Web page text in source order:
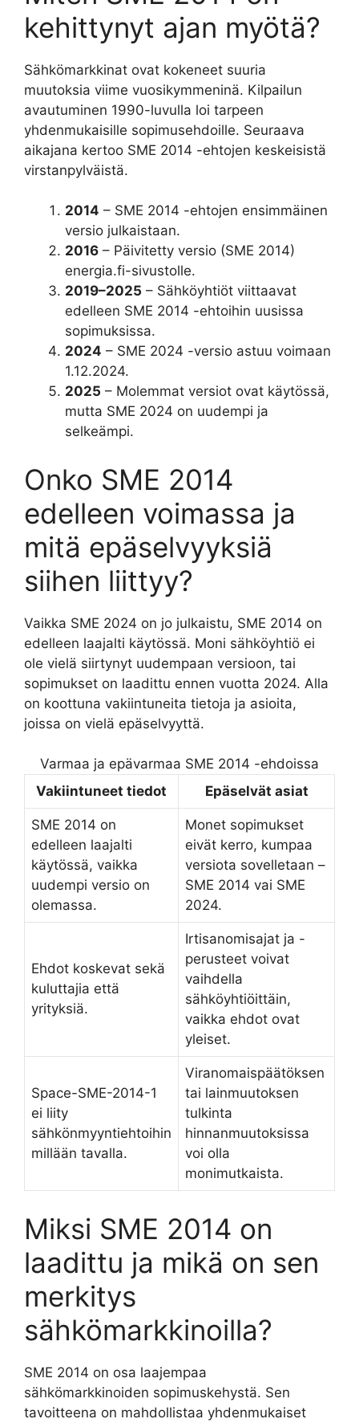
kehittynyt ajan myötä?
Sähkömarkkinat ovat kokeneet suuria
muutoksia viime vuosikymmeninä. Kilpailun
avautuminen 1990-luvulla loi tarpeen
yhdenmukaisille sopimusehdoille. Seuraava
aikajana kertoo SME 2014 -ehtojen keskeisistä
virstanpylväistä.
2014 – SME 2014 -ehtojen ensimmäinen
versio julkaistaan.
2016 – Päivitetty versio (SME 2014)
energia.fi-sivustolle.
2019–2025 – Sähköyhtiöt viittaavat
edelleen SME 2014 -ehtoihin uusissa
sopimuksissa.
2024 – SME 2024 -versio astuu voimaan
1.12.2024.
2025 – Molemmat versiot ovat käytössä,
mutta SME 2024 on uudempi ja
selkeämpi.
Onko SME 2014
edelleen voimassa ja
mitä epäselvyyksiä
siihen liittyy?
Vaikka SME 2024 on jo julkaistu, SME 2014 on
edelleen laajalti käytössä. Moni sähköyhtiö ei
ole vielä siirtynyt uudempaan versioon, tai
sopimukset on laadittu ennen vuotta 2024. Alla
on koottuna vakiintuneita tietoja ja asioita,
joissa on vielä epäselvyyttä.
Varmaa ja epävarmaa SME 2014 -ehdoissa
Vakiintuneet tiedot
Epäselvät asiat
SME 2014 on
edelleen laajalti
käytössä, vaikka
uudempi versio on
olemassa.
Monet sopimukset
eivät kerro, kumpaa
versiota sovelletaan –
SME 2014 vai SME
2024.
Ehdot koskevat sekä
kuluttajia että
yrityksiä.
Irtisanomisajat ja -
perusteet voivat
vaihdella
sähköyhtiöittäin,
vaikka ehdot ovat
yleiset.
Space-SME-2014-1
ei liity
sähkönmyyntiehtoihin
millään tavalla.
Viranomaispäätöksen
tai lainmuutoksen
tulkinta
hinnanmuutoksissa
voi olla
monimutkaista.
Miksi SME 2014 on
laadittu ja mikä on sen
merkitys
sähkömarkkinoilla?
SME 2014 on osa laajempaa
sähkömarkkinoiden sopimuskehystä. Sen
tavoitteena on mahdollistaa yhdenmukaiset